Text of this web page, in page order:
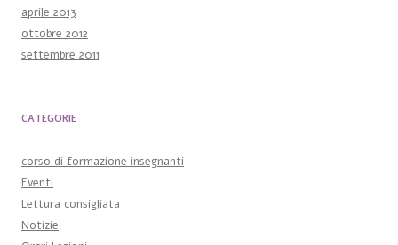
aprile 2013
ottobre 2012
settembre 2011
CATEGORIE
corso di formazione insegnanti
Eventi
Lettura consigliata
Notizie